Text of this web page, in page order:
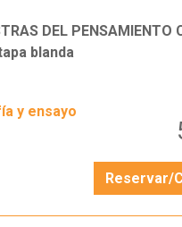
DEL PENSAMIENTO
blanda
y ensayo
Reservar/